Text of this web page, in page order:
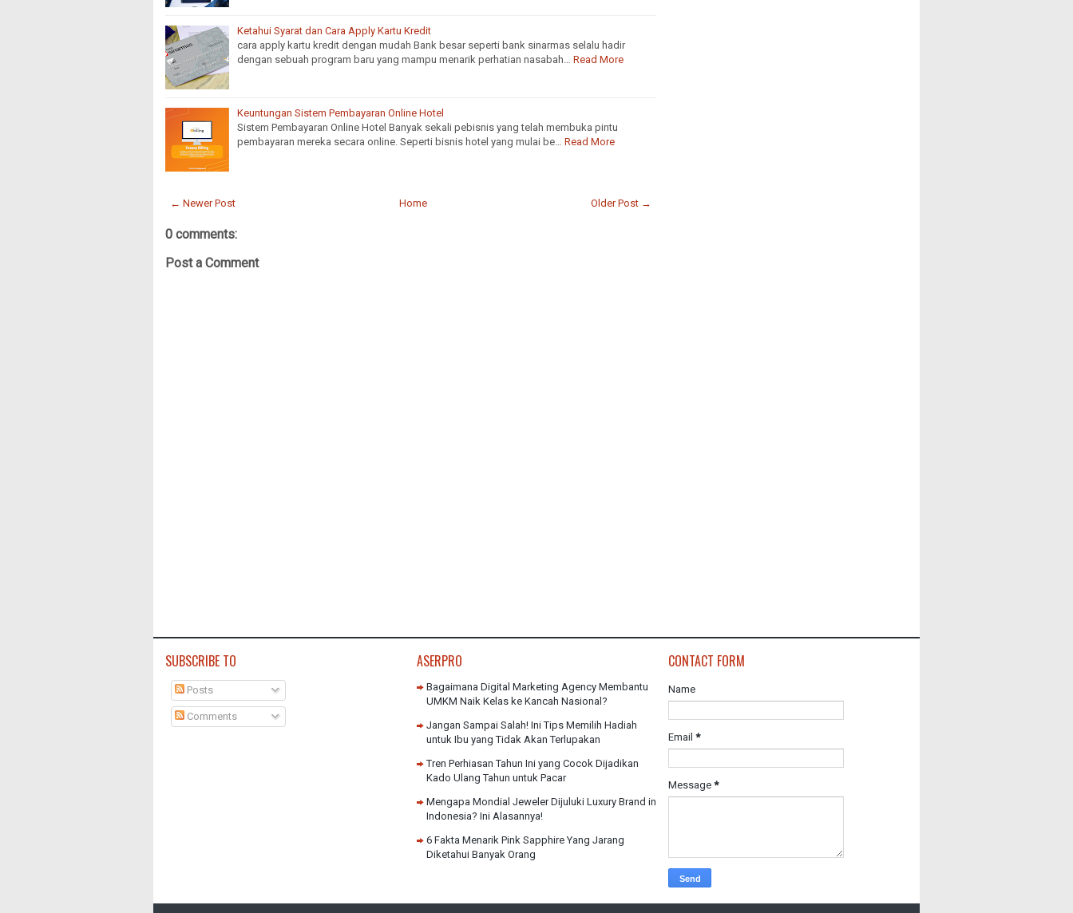
Ketahui Syarat dan Cara Apply Kartu Kredit
cara apply kartu kredit dengan mudah Bank besar seperti bank sinarmas selalu hadir
dengan sebuah program baru yang mampu menarik perhatian nasabah… Read More
Keuntungan Sistem Pembayaran Online Hotel
Sistem Pembayaran Online Hotel Banyak sekali pebisnis yang telah membuka pintu
pembayaran mereka secara online. Seperti bisnis hotel yang mulai be… Read More
← Newer Post Older Post →
Home
0 comments:
Post a Comment
SUBSCRIBE TO
Posts
Comments
ASERPRO
Bagaimana Digital Marketing Agency Membantu
UMKM Naik Kelas ke Kancah Nasional?
Jangan Sampai Salah! Ini Tips Memilih Hadiah
untuk Ibu yang Tidak Akan Terlupakan
Tren Perhiasan Tahun Ini yang Cocok Dijadikan
Kado Ulang Tahun untuk Pacar
Mengapa Mondial Jeweler Dijuluki Luxury Brand in
Indonesia? Ini Alasannya!
6 Fakta Menarik Pink Sapphire Yang Jarang
Diketahui Banyak Orang
CONTACT FORM
Name
Email *
Message *